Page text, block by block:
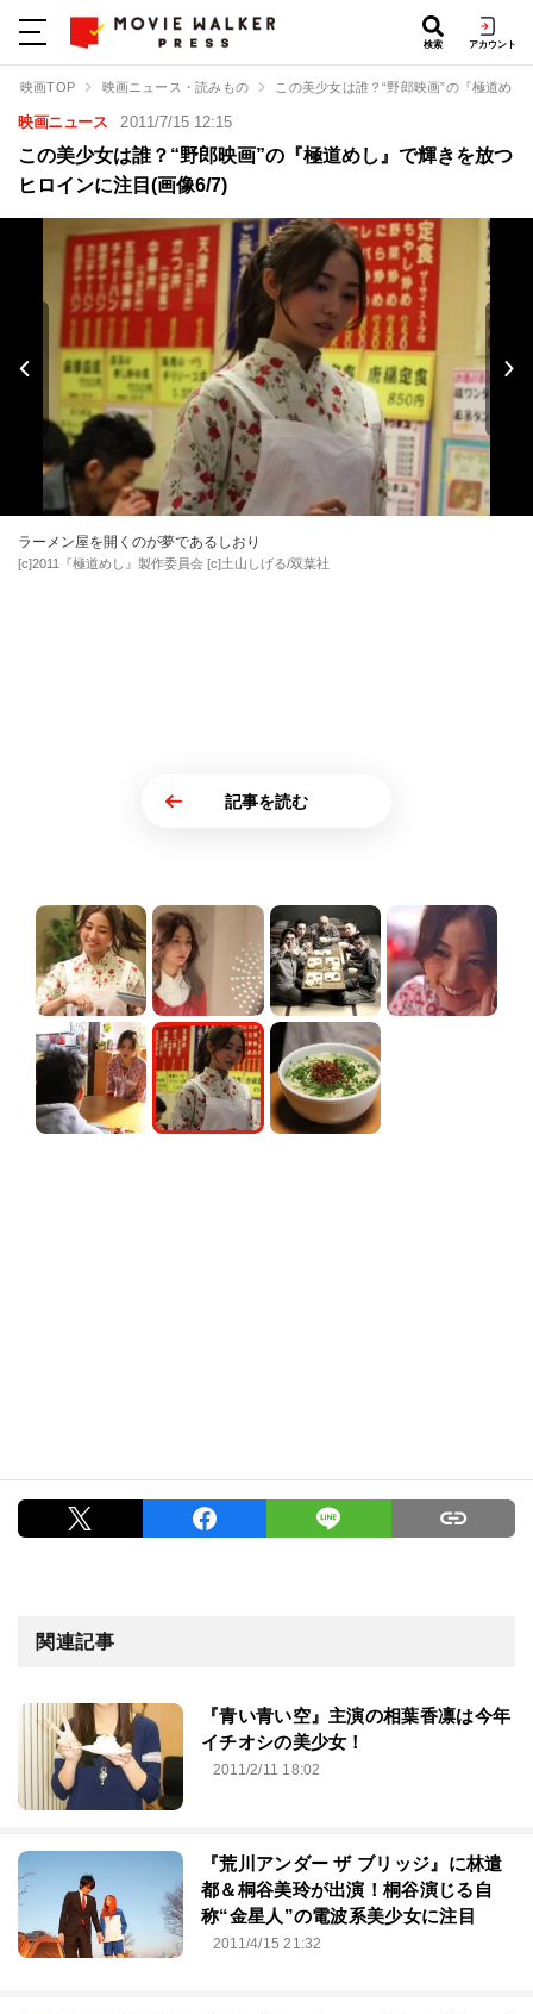
検索 アカウント
映画TOP 映画ニュース・読みもの この美少女は誰？“野郎映画”の『極道め
映画ニュース 2011/7/15 12:15
この美少女は誰？“野郎映画”の『極道めし』で輝きを放つ
ヒロインに注目(画像6/7)
ラーメン屋を開くのが夢であるしおり
[c]2011『極道めし』製作委員会 [c]土山しげる/双葉社
記事を読む
関連記事
『青い青い空』主演の相葉香凛は今年
イチオシの美少女！
2011/2/11 18:02
『荒川アンダー ザ ブリッジ』に林遣
都＆桐谷美玲が出演！桐谷演じる自
称“金星人”の電波系美少女に注目
2011/4/15 21:32